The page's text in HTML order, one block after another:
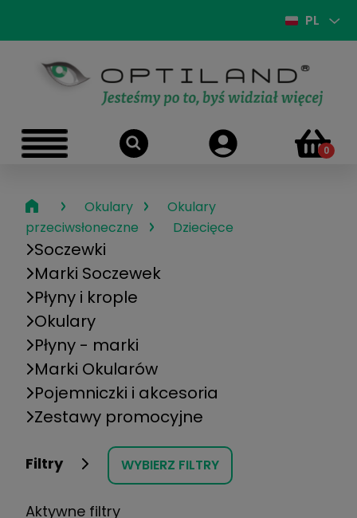
PL
› Okulary ›
Okulary
przeciwsłoneczne
› Dziecięce
Soczewki
Marki Soczewek
Płyny i krople
Okulary
Płyny - marki
Marki Okularów
Pojemniczki i akcesoria
Zestawy promocyjne
Filtry WYBIERZ FILTRY
Aktywne filtry